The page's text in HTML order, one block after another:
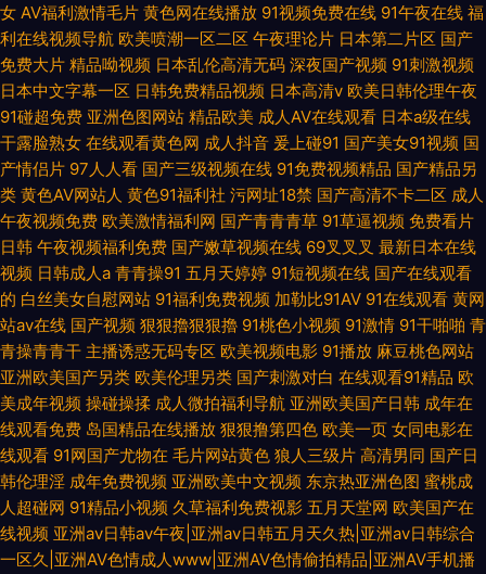
女 AV福利激情毛片 黄色网在线播放 91视频免费在线 91午夜在线 福
利在线视频导航 欧美喷潮一区二区 午夜理论片 日本第二片区 国产
免费大片 精品呦视频 日本乱伦高清无码 深夜国产视频 91刺激视频
日本中文字幕一区 日韩免费精品视频 日本高清v 欧美日韩伦理午夜
91碰超免费 亚洲色图网站 精品欧美 成人AV在线观看 日本a级在线
干露脸熟女 在线观看黄色网 成人抖音 爰上碰91 国产美女91视频 国
产情侣片 97人人看 国产三级视频在线 91免费视频精品 国产精品另
类 黄色AV网站人 黄色91福利社 污网址18禁 国产高清不卡二区 成人
午夜视频免费 欧美激情福利网 国产青青青草 91草逼视频 免费看片
日韩 午夜视频福利免费 国产嫩草视频在线 69叉叉叉 最新日本在线
视频 日韩成人a 青青操91 五月天婷婷 91短视频在线 国产在线观看
的 白丝美女自慰网站 91福利免费视频 加勒比91AV 91在线观看 黄网
站av在线 国产视频 狠狠擼狠狠擼 91桃色小视频 91激情 91干啪啪 青
青操青青干 主播诱惑无码专区 欧美视频电影 91播放 麻豆桃色网站
亚洲欧美国产另类 欧美伦理另类 国产刺激对白 在线观看91精品 欧
美成年视频 操碰操揉 成人微拍福利导航 亚洲欧美国产日韩 成年在
线观看免费 岛国精品在线播放 狠狠撸第四色 欧美一页 女同电影在
线观看 91网国产尤物在 毛片网站黄色 狼人三级片 高清男同 国产日
韩伦理淫 成年免费视频 亚洲欧美中文视频 东京热亚洲色图 蜜桃成
人超碰网 91精品小视频 久草福利免费视影 五月天堂网 欧美国产在
线视频 亚洲av日韩av午夜|亚洲av日韩五月天久热|亚洲av日韩综合
一区久|亚洲AV色情成人www|亚洲AV色情偷拍精品|亚洲AV手机播